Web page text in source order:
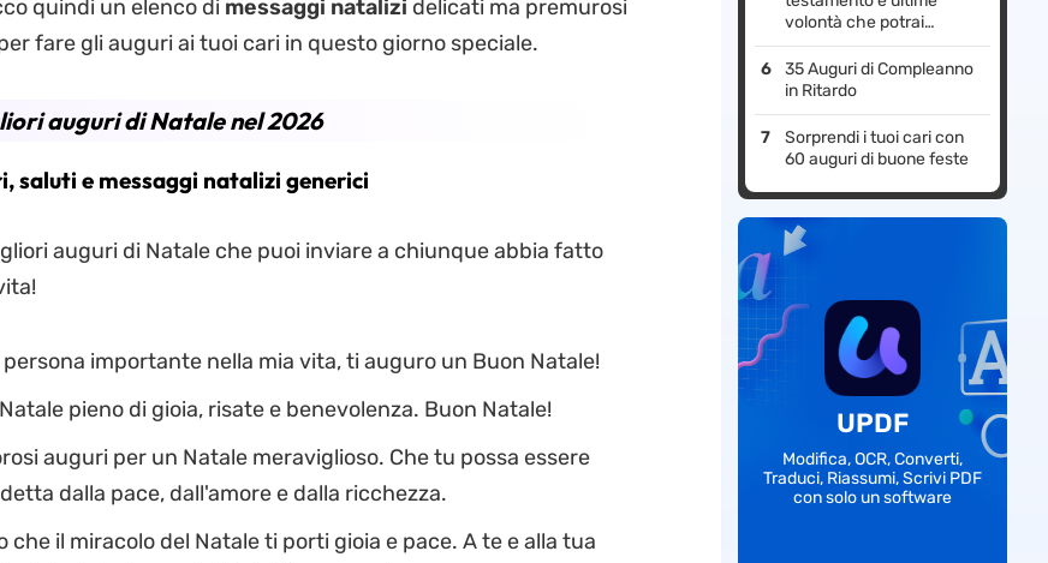
quindi un elenco di messaggi natalizi delicati ma premurosi
fare gli auguri ai tuoi cari in questo giorno speciale.
auguri di Natale nel 2026
saluti e messaggi natalizi generici
auguri di Natale che puoi inviare a chiunque abbia fatto
importante nella mia vita, ti auguro un Buon Natale!
pieno di gioia, risate e benevolenza. Buon Natale!
auguri per un Natale meraviglioso. Che tu possa essere
dalla pace, dall'amore e dalla ricchezza.
che il miracolo del Natale ti porti gioia e pace. A te e alla tua
volontà che potrai
utilizzare
35 Auguri di Compleanno
in Ritardo
Sorprendi i tuoi cari con
60 auguri di buone feste
UPDF
Modifica, OCR, Converti,
Traduci, Riassumi, Scrivi PDF
con solo un software